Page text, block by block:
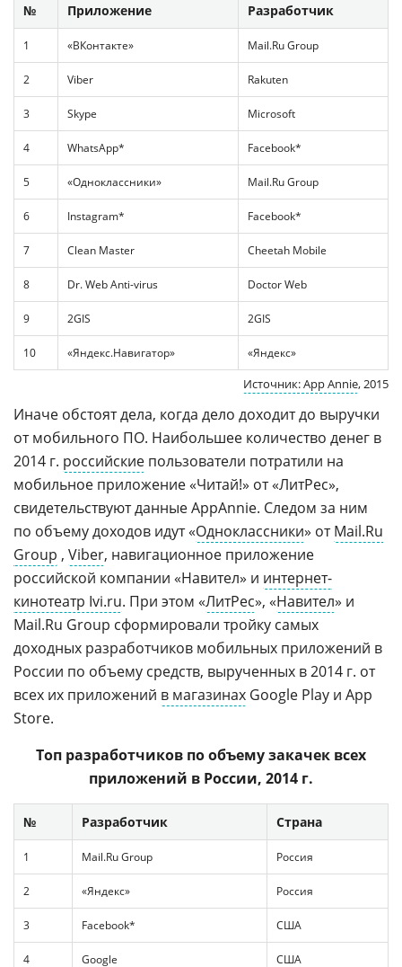
№ Приложение Разработчик
1 «ВКонтакте» Mail.Ru Group
2 Viber Rakuten
3 Skype Microsoft
4 WhatsApp* Facebook*
5 «Одноклассники» Mail.Ru Group
6 Instagram* Facebook*
7 Clean Master Cheetah Mobile
8 Dr. Web Anti-­virus Doctor Web
9 2GIS 2GIS
10 «Яндекс.Навигатор» «Яндекс»
Источник: App Annie, 2015
Иначе обстоят дела, когда дело доходит до выручки
от мобильного ПО. Наибольшее количество денег в
2014 г. российские пользователи потратили на
мобильное приложение «Читай!» от «ЛитРес»,
свидетельствуют данные AppAnnie. Следом за ним
по объему доходов идут «Одноклассники» отMail.Ru
Group , Viber, навигационное приложение
российской компании «Навител» и интернет-
кинотеатр Ivi.ru. При этом «ЛитРес», «Навител» и
Mail.Ru Group сформировали тройку самых
доходных разработчиков мобильных приложений в
России по объему средств, вырученных в 2014 г. от
всех их приложений в магазинах Google Play и App
Store.
Топ разработчиков по объему закачек всех
приложений в России, 2014 г.
№ Разработчик Страна
1 Mail.Ru Group Россия
2 «Яндекс» Россия
3 Facebook* США
4 Google США